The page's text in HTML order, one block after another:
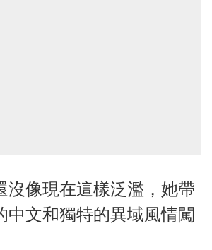
沒像現在這樣泛濫，她帶
中文和獨特的異域風情闖